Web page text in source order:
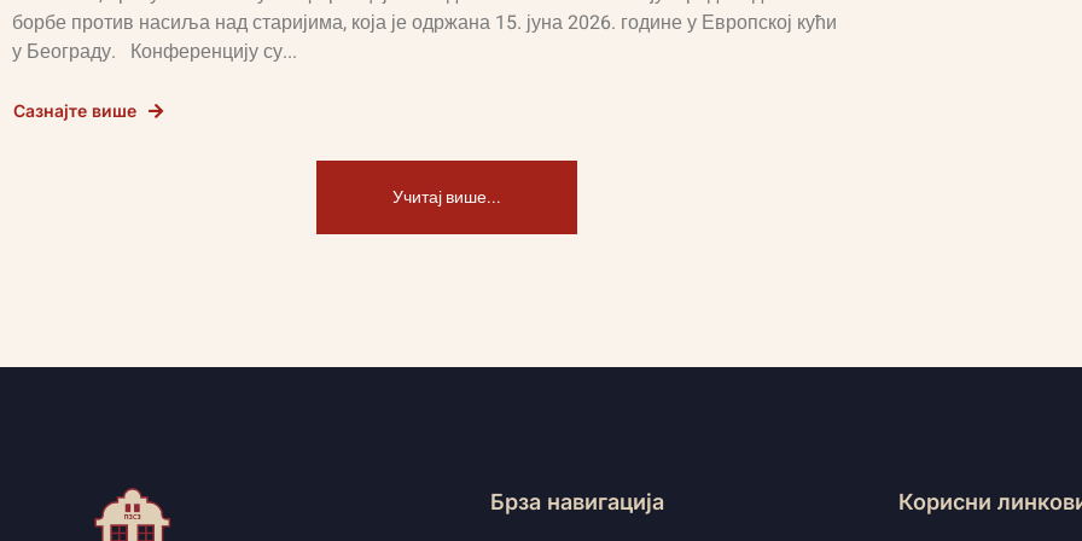
борбе против насиља над старијима, која је одржана 15. јуна 2026. године у Европској кући
у Београду. Конференцију су...
Сазнајте више
Учитај више...
Брза навигација Корисни